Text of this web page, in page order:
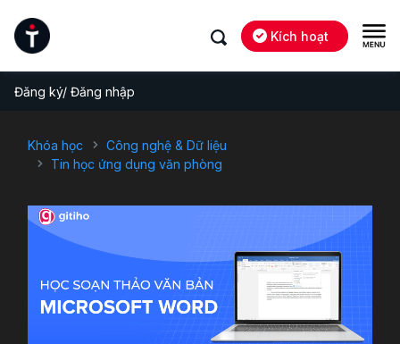
Kích hoạt
Đăng ký/ Đăng nhập
Khóa học
Công nghệ & Dữ liệu
Tin học ứng dụng văn phòng